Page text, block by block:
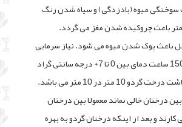
سوختگی میوه (بادزدگی) و سیاه شدن رنگ
باعث چروکیده شدن مغز می گردد.
باعث پوک شدن میوه می شود. نیاز سرمایی
آن بین 400 تا 15000 ساعت دمای بین 0 تا 7+ درجه سانتی گراد
می باشد. فاصله کاشت درخت گردو 10 متر در 10 متر می باشد.
درختان خالی نماند معمولا بین درختان
و بعد از اینکه درختان گردو به بهره